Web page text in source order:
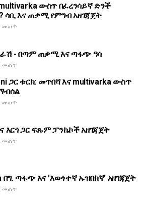
ውስጥ በፈረንሳይኛ ድንች
ሳቢ እና ጠቃሚ የምግብ አዘገጃጀት
መጠጥ
- በጣም ጠቃሚ እና ጣፋጭ ዓሳ
መጠጥ
ጋር ቱርክ: መጥበሻ እና multivarka ውስጥ
መጠጥ
እርጎ ጋር ፍጹም ፓንኬኮች አዘገጃጀት
መጠጥ
በግ. ጣፋጭ እና 'እውነተኛ ኡዝበክኛ' አዘገጃጀት
መጠጥ